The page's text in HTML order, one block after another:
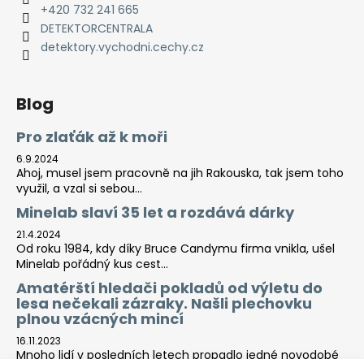
+420 732 241 665
DETEKTORCENTRALA
detektory.vychodni.cechy.cz
Blog
Pro zlaťák až k moři
6.9.2024
Ahoj, musel jsem pracovně na jih Rakouska, tak jsem toho
využil, a vzal si sebou...
Minelab slaví 35 let a rozdává dárky
21.4.2024
Od roku 1984, kdy díky Bruce Candymu firma vnikla, ušel
Minelab pořádný kus cest...
Amatérští hledači pokladů od výletu do
lesa nečekali zázraky. Našli plechovku
plnou vzácných mincí
16.11.2023
Mnoho lidí v posledních letech propadlo jedné novodobé